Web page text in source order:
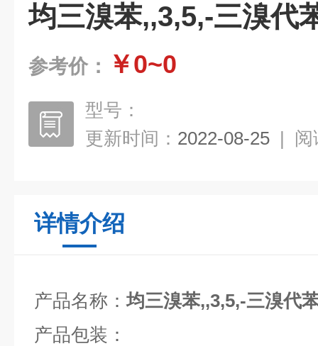
均三溴苯,,3,5,-三溴代
参考价： ￥0~0
型号：
更新时间： 2022-08-25 | 阅
详情介绍
产品名称：均三溴苯,,3,5,-三溴代
产品包装：